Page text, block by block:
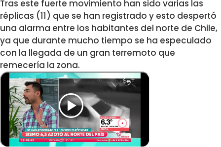
Tras este fuerte movimiento han sido varias las
réplicas (11) que se han registrado y esto despertó
una alarma entre los habitantes del norte de Chile,
ya que durante mucho tiempo se ha especulado
con la llegada de un gran terremoto que
remecería la zona.